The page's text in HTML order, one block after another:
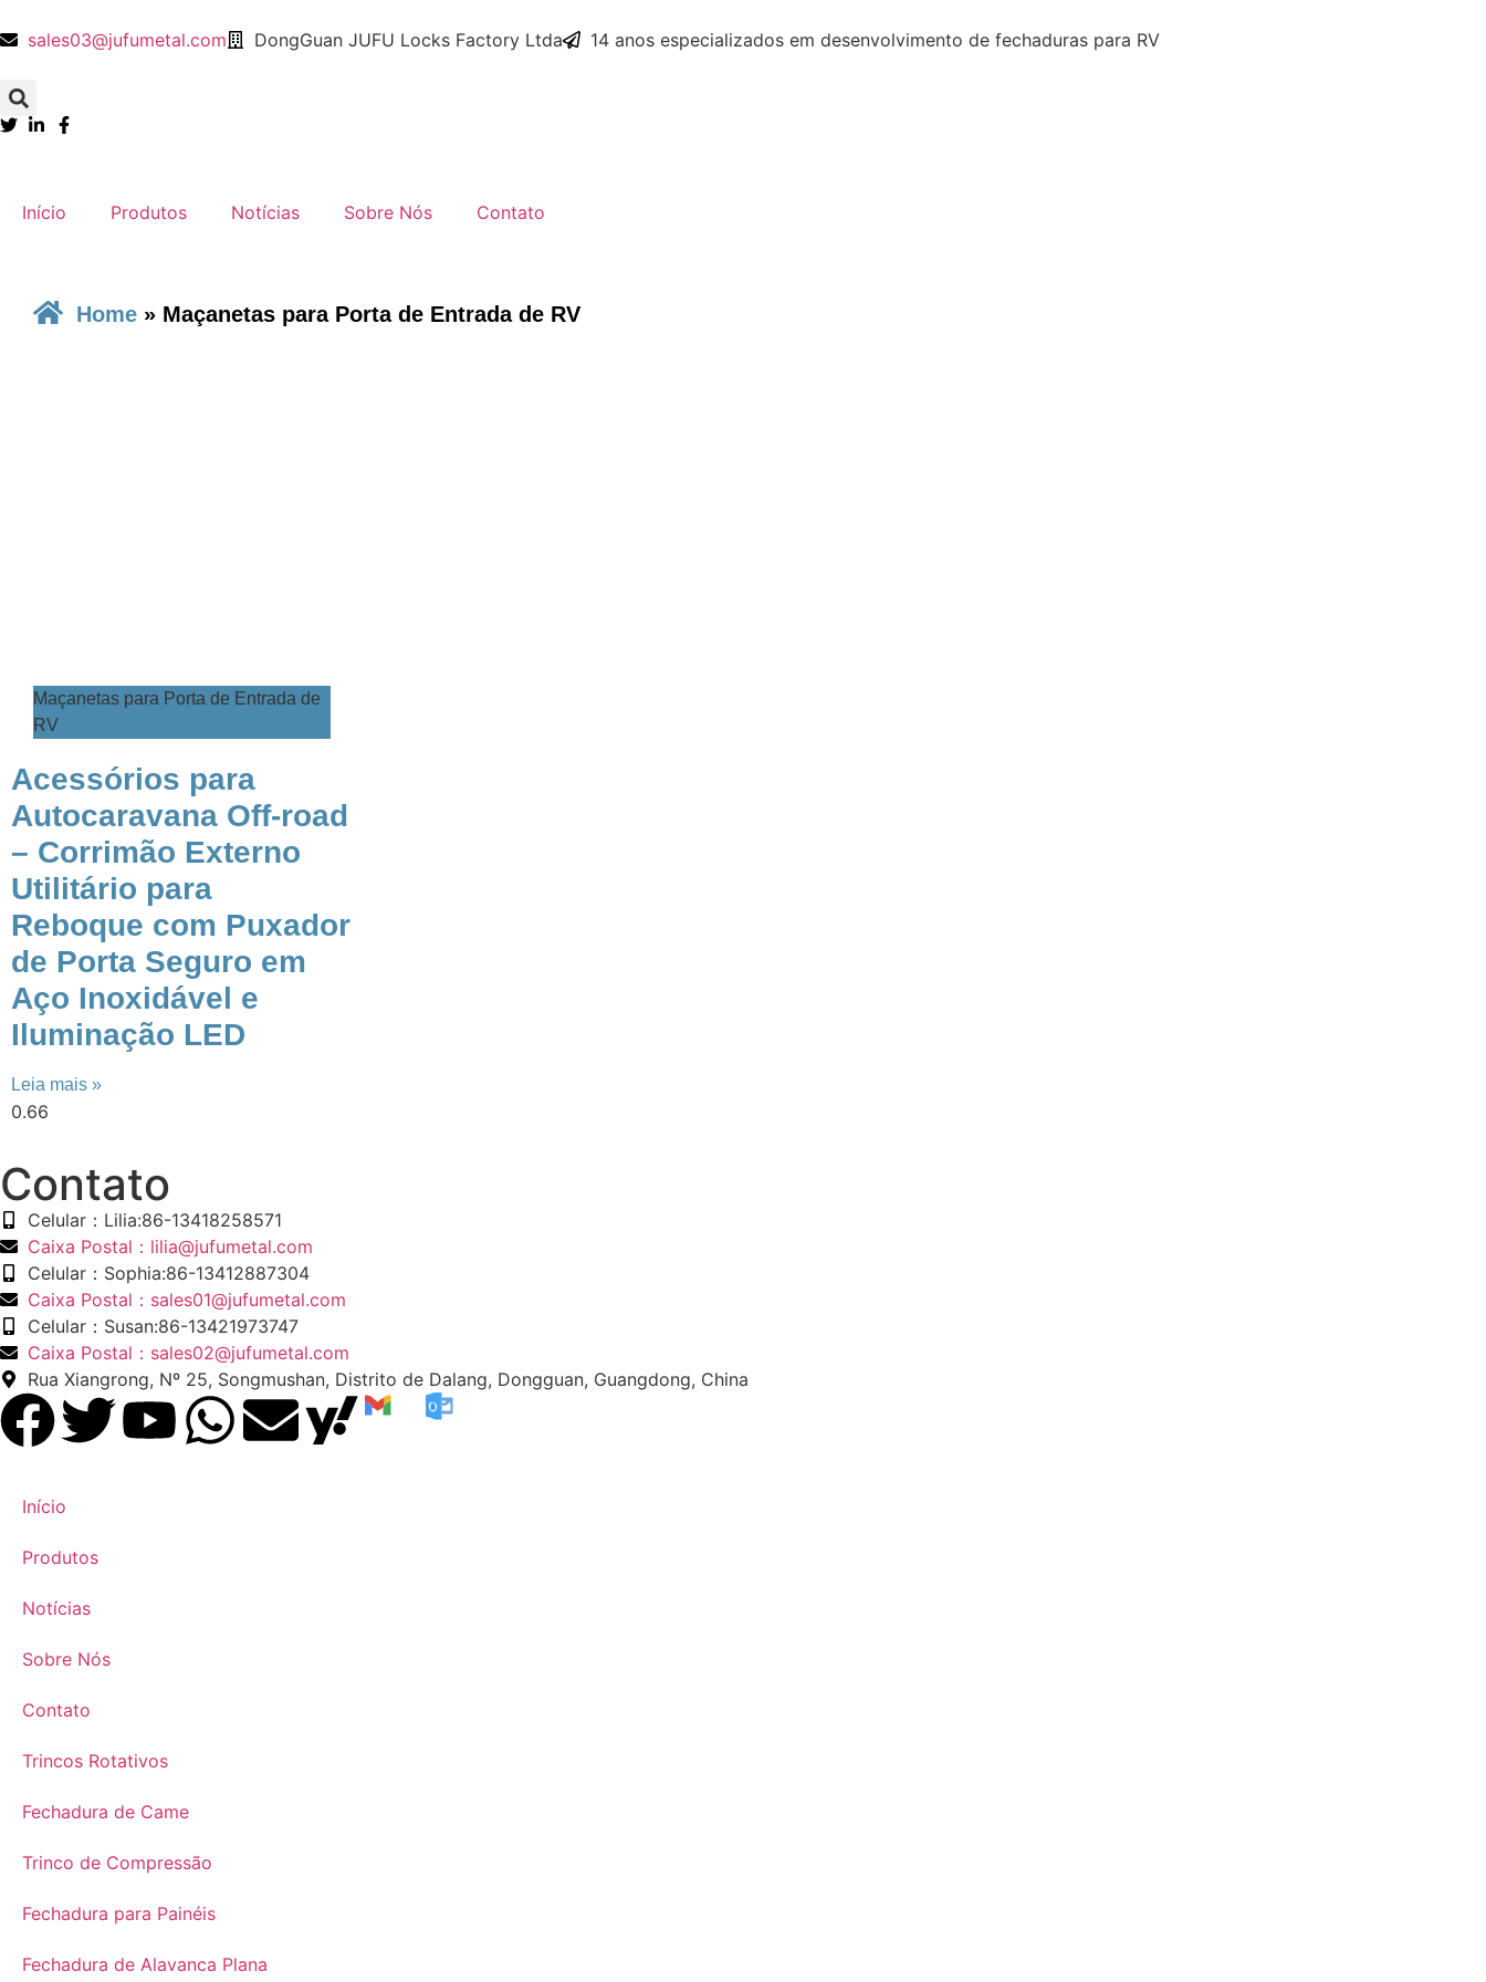
sales03@jufumetal.com DongGuan JUFU Locks Factory Ltda 14 anos especializados em desenvolvimento de fechaduras para RV
​Início Produtos Notícias ​Sobre Nós ​Contato
Home » Maçanetas para Porta de Entrada de RV
Maçanetas para Porta de Entrada de
RV
​​​​Acessórios para
Autocaravana Off-road
– Corrimão Externo
Utilitário para
Reboque com Puxador
de Porta Seguro em
Aço Inoxidável e
Iluminação LED
Leia mais »
​Contato
Celular：Lilia:86-13418258571
Caixa Postal：lilia@jufumetal.com
Celular：Sophia:86-13412887304
Caixa Postal：sales01@jufumetal.com
Celular：Susan:86-13421973747
Caixa Postal：sales02@jufumetal.com
Rua Xiangrong, Nº 25, Songmushan, Distrito de Dalang, Dongguan, Guangdong, China
​Início
Produtos
Notícias
​Sobre Nós
​Contato
​Trincos Rotativos
​Fechadura de Came
​Trinco de Compressão
​Fechadura para Painéis
​Fechadura de Alavanca Plana